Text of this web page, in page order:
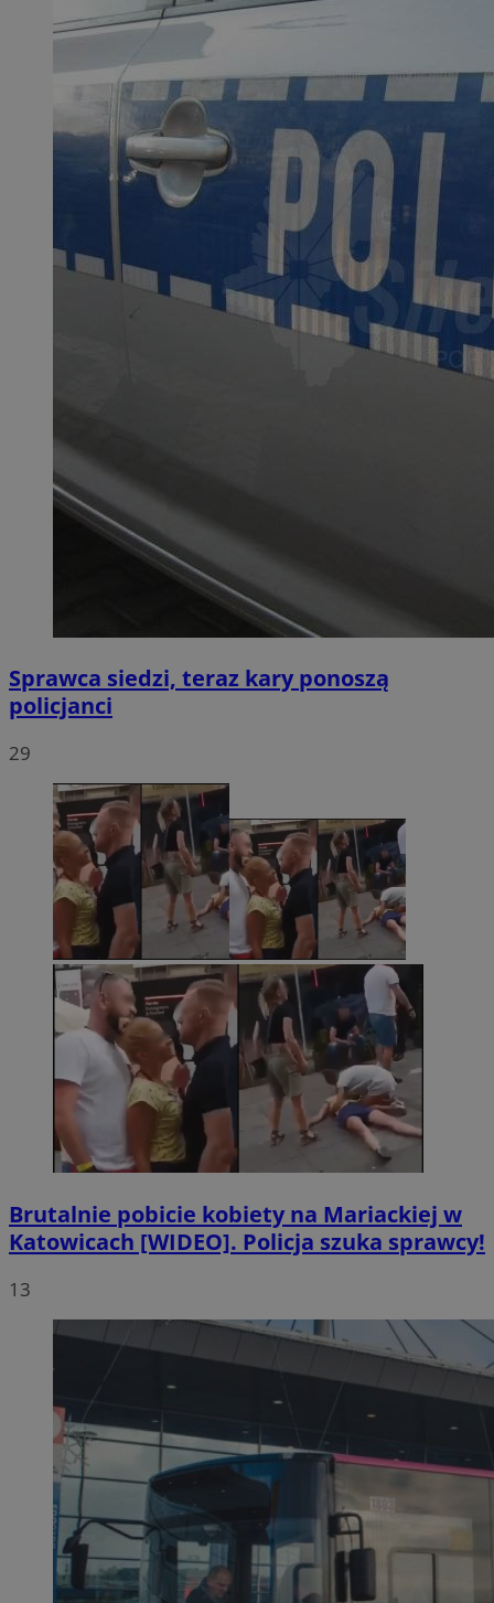
Sprawca siedzi, teraz kary ponoszą
policjanci
29
Brutalnie pobicie kobiety na Mariackiej w
Katowicach [WIDEO]. Policja szuka sprawcy!
13